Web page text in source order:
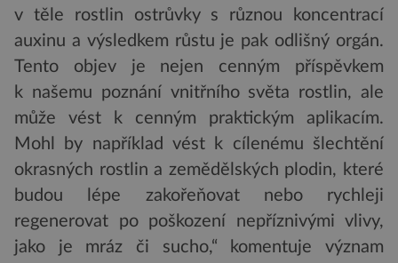
v těle rostlin ostrůvky s různou koncentrací
auxinu a výsledkem růstu je pak odlišný orgán.
Tento objev je nejen cenným příspěvkem
k našemu poznání vnitřního světa rostlin, ale
může vést k cenným praktickým aplikacím.
Mohl by například vést k cílenému šlechtění
okrasných rostlin a zemědělských plodin, které
budou lépe zakořeňovat nebo rychleji
regenerovat po poškození nepříznivými vlivy,
jako je mráz či sucho,“ komentuje význam